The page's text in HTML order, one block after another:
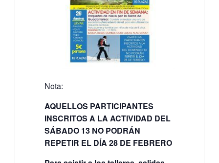
Nota:
AQUELLOS PARTICIPANTES
INSCRITOS A LA ACTIVIDAD DEL
SÁBADO 13 NO PODRÁN
REPETIR EL DÍA 28 DE FEBRERO